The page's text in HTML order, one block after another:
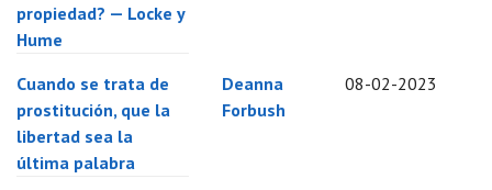
propiedad? — Locke y
Hume
Cuando se trata de
prostitución, que la
libertad sea la
última palabra
Deanna
Forbush
08-02-2023